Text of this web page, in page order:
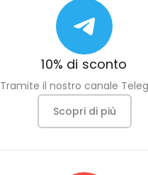
10% di sconto
Tramite il nostro canale
Scopri di più